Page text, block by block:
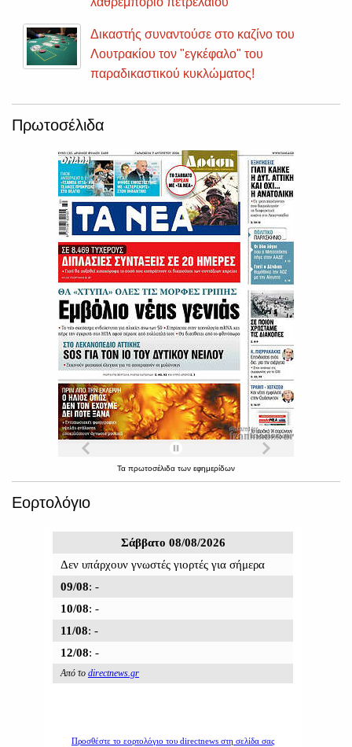
Δικαστής συναντούσε στο καζίνο του
Λουτρακίου τον "εγκέφαλο" του
παραδικαστικού κυκλώματος!
Πρωτοσέλιδα
Τα πρωτοσέλιδα των εφημερίδων
Εορτολόγιο